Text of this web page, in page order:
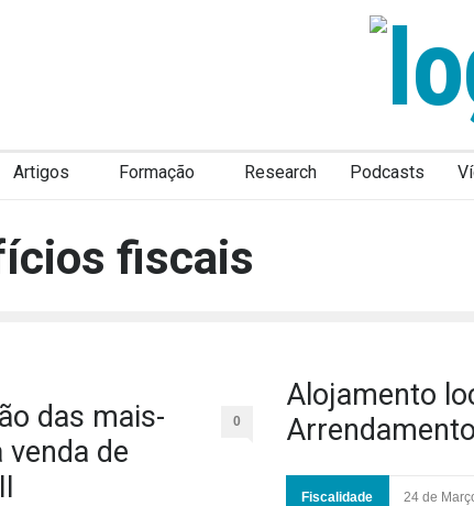
Artigos Formação Research Podcasts
fiscais
das mais-
venda de
0
Alojamento
Arrendamento
Fiscalidade 24 de